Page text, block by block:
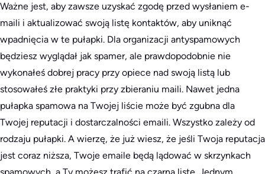
Ważne jest, aby zawsze uzyskać zgodę przed wysłaniem e-
maili i aktualizować swoją listę kontaktów, aby uniknąć
wpadnięcia w te pułapki. Dla organizacji antyspamowych
będziesz wyglądał jak spamer, ale prawdopodobnie nie
wykonałeś dobrej pracy przy opiece nad swoją listą lub
stosowałeś złe praktyki przy zbieraniu maili. Nawet jedna
pułapka spamowa na Twojej liście może być zgubna dla
Twojej reputacji i dostarczalności emaili. Wszystko zależy od
rodzaju pułapki. A wierzę, że już wiesz, że jeśli Twoja reputacja
jest coraz niższa, Twoje emaile będą lądować w skrzynkach